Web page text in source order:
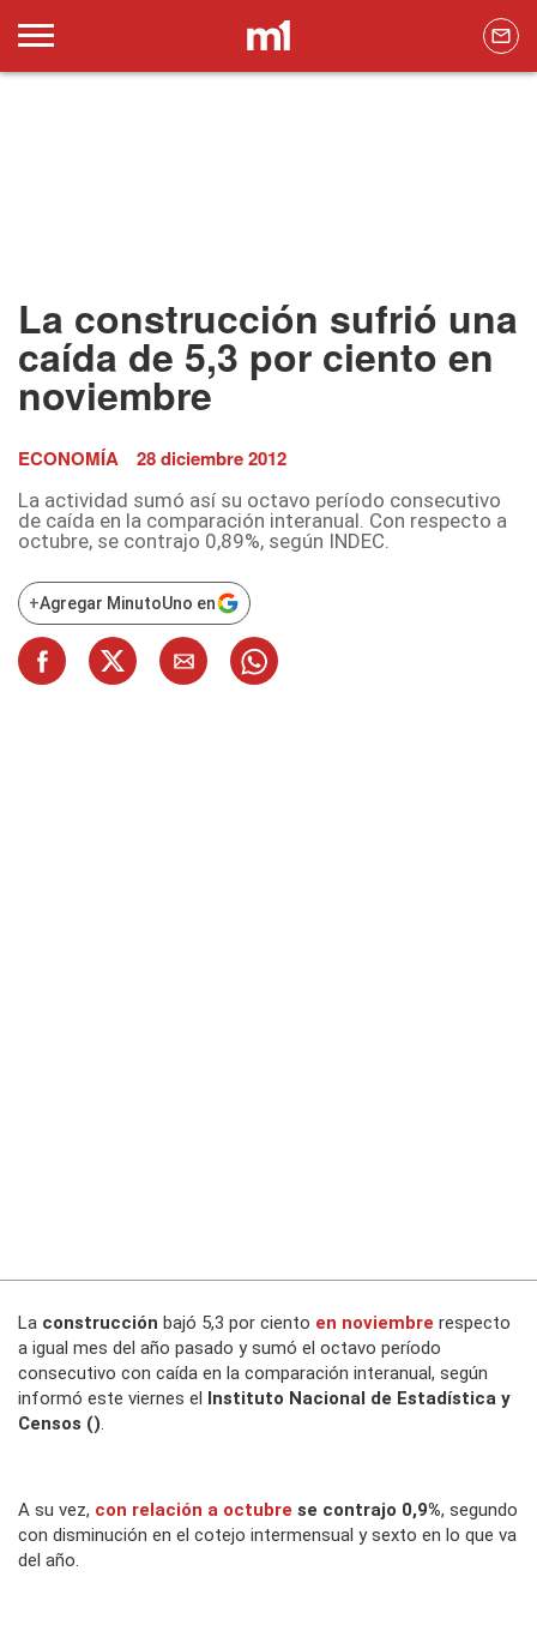
La construcción sufrió una
caída de 5,3 por ciento en
noviembre
ECONOMÍA 28 diciembre 2012
La actividad sumó así su octavo período consecutivo
de caída en la comparación interanual. Con respecto a
octubre, se contrajo 0,89%, según INDEC.
+Agregar MinutoUno en
La construcción bajó 5,3 por ciento en noviembre respecto
a igual mes del año pasado y sumó el octavo período
consecutivo con caída en la comparación interanual, según
informó este viernes el Instituto Nacional de Estadística y
Censos ().
A su vez, con relación a octubre se contrajo 0,9%, segundo
con disminución en el cotejo intermensual y sexto en lo que va
del año.